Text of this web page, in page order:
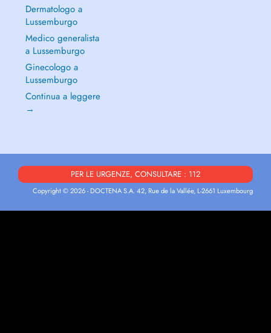
Dermatologo a
Lussemburgo
Medico generalista
a Lussemburgo
Ginecologo a
Lussemburgo
Continua a leggere
→
PER LE URGENZE, CONSULTARE : 112
Copyright © 2026 - DOCTENA S.A. 42, Rue de la Vallée, L-2661 Luxembourg